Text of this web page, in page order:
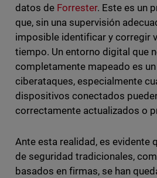
datos de Forrester​. Este es un
que, sin una supervisión
imposible identificar y corregir
tiempo. Un entorno digital que
completamente mapeado es
ciberataques, especialmente
dispositivos conectados
correctamente actualizados o
Ante esta realidad, es evidente
de seguridad tradicionales,
basados en firmas, se han